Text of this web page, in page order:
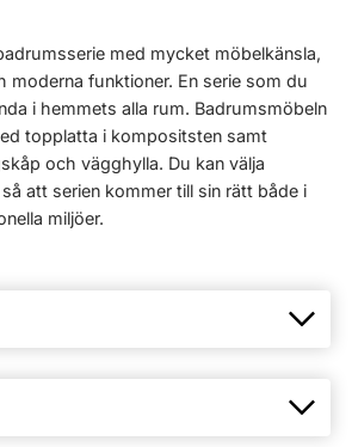
med mycket möbelkänsla,
moderna funktioner. En serie som du
i hemmets alla rum. Badrumsmöbeln
topplatta i kompositsten samt
och vägghylla. Du kan välja
att serien kommer till sin rätt både i
miljöer.